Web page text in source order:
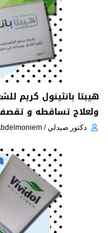
ولعلاج تساقطه و
دكتور صيدلي / Mohamed Abdelmoniem